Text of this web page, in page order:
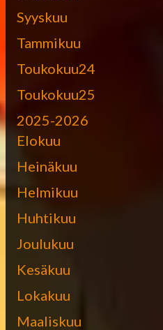
Syyskuu
Tammikuu
Toukokuu24
Toukokuu25
2025-2026
Elokuu
Heinäkuu
Helmikuu
Huhtikuu
Joulukuu
Kesäkuu
Lokakuu
Maaliskuu